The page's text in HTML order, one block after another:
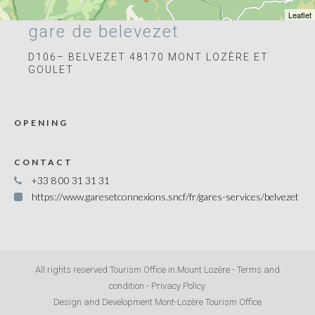
Leaflet
gare de belevezet
D106– BELVEZET 48170 MONT LOZÈRE ET
GOULET
OPENING
CONTACT
+33 8 00 31 31 31
https://www.garesetconnexions.sncf/fr/gares-services/belvezet
All rights reserved Tourism Office in Mount Lozère - Terms and
condition - Privacy Policy
Design and Development Mont-Lozère Tourism Office